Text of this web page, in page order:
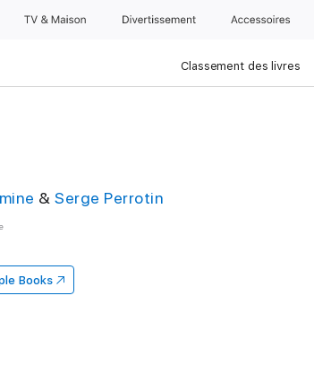
TV & Maison Divertissements Accessoires
Classement des livres
& Serge Perrotin
Books